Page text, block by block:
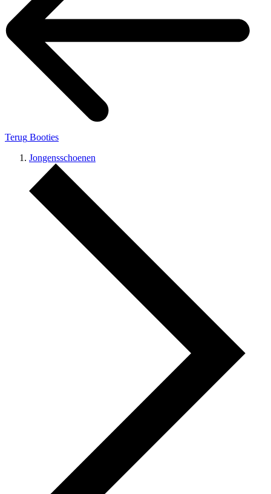
Terug Booties
Jongensschoenen